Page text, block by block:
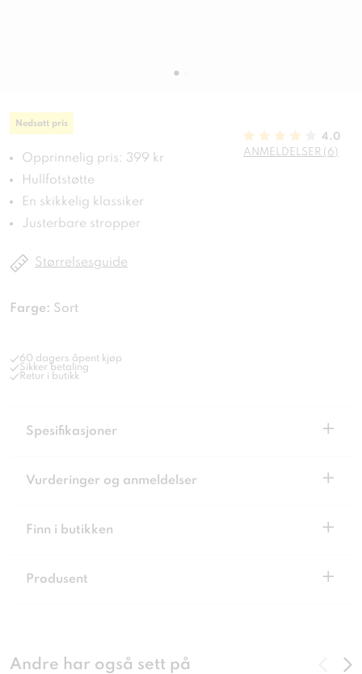
Nedsatt pris
Opprinnelig pris: 399 kr
Hullfotstøtte
En skikkelig klassiker
Justerbare stropper
4.0
ANMELDELSER (6)
Størrelsesguide
Farge: Sort
60 dagers åpent kjøp
Sikker betaling
Retur i butikk
Spesifikasjoner +
Vurderinger og anmeldelser +
Finn i butikken +
Produsent +
Andre har også sett på